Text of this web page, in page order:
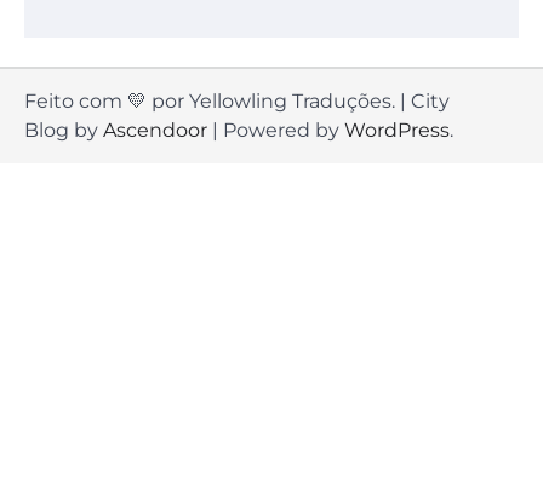
Feito com 💛 por Yellowling Traduções. | City
Blog by Ascendoor | Powered by WordPress.